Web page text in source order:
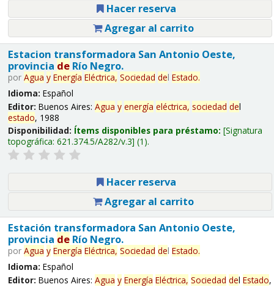
Hacer reserva
Agregar al carrito
Estacion transformadora San Antonio Oeste,
provincia deRío Negro.
por Agua y Energía Eléctrica, Sociedad del Estado.
Idioma: Español
Editor: Buenos Aires: Agua y energía eléctrica, sociedad del
estado, 1988
Disponibilidad: Ítems disponibles para préstamo: Signatura
topográfica: 621.374.5/A282/v.3 (1).
Hacer reserva
Agregar al carrito
Estación transformadora San Antonio Oeste,
provincia deRío Negro.
por Agua y Energía Eléctrica, Sociedad del Estado.
Idioma: Español
Editor: Buenos Aires: Agua y Energía Eléctrica, Sociedad del Estado,